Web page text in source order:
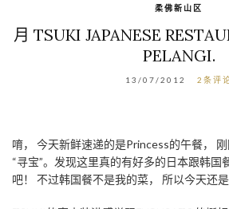
柔佛新山区
月 TSUKI JAPANESE
PELANGI.
13/07/2012 2条评
唷， 今天新鲜速递的是Princess的午餐，
“寻宝”。发现这里真的有好多的日本跟韩国
吧！ 不过韩国餐不是我的菜， 所以今天还是